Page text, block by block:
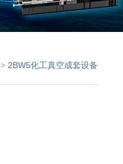
>2BW5化工真空成套设备